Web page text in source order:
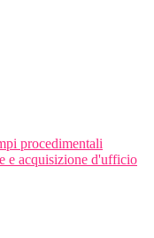
procedimentali
e acquisizione d'ufficio